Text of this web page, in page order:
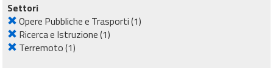
Settori
Opere Pubbliche e Trasporti(1)
Ricerca e Istruzione(1)
Terremoto(1)